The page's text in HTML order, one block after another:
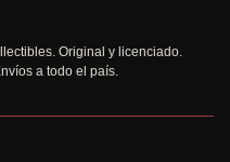
Original y licenciado.
a todo el país.